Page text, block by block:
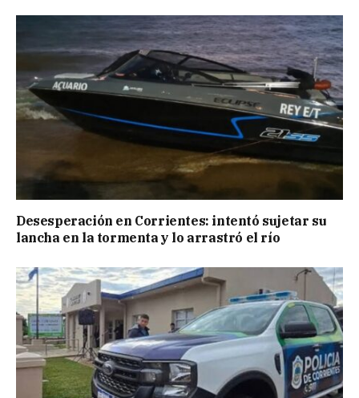
Desesperación en Corrientes: intentó sujetar su
lancha en la tormenta y lo arrastró el río